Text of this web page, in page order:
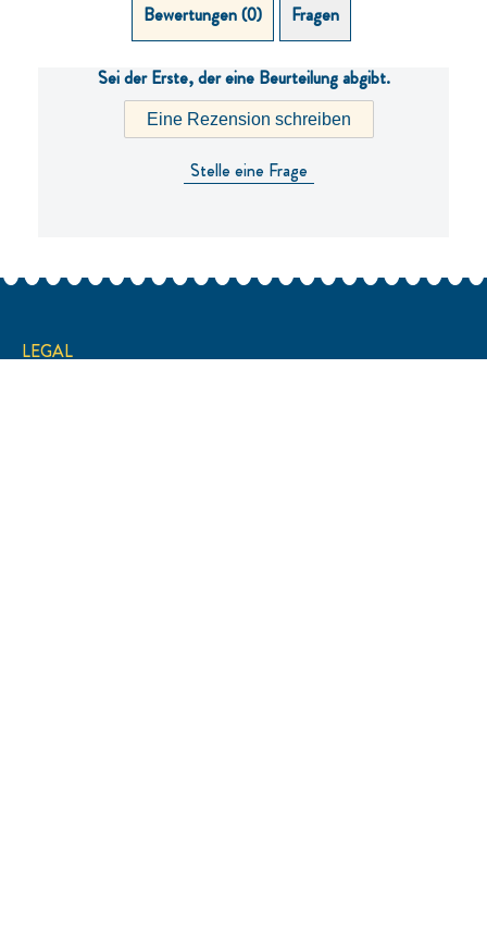
Bewertungen (0) Fragen (0)
Sei der Erste, der eine Beurteilung abgibt.
Eine Rezension schreiben
Stelle eine Frage
LEGAL